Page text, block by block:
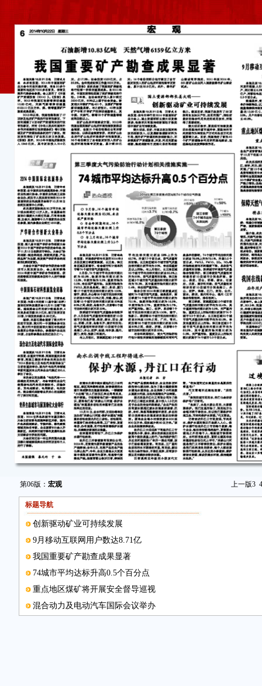
第06版： 宏观 上一版3 4
标题导航
创新驱动矿业可持续发展
9月移动互联网用户数达8.71亿
我国重要矿产勘查成果显著
74城市平均达标升高0.5个百分点
重点地区煤矿将开展安全督导巡视
混合动力及电动汽车国际会议举办